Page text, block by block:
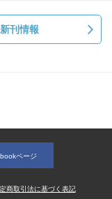
刊情報
ページ
商取引法に基づく表記